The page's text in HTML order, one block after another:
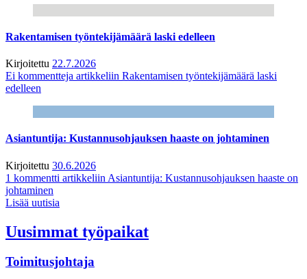
Rakentamisen työntekijämäärä laski edelleen
Kirjoitettu 22.7.2026
Ei kommentteja artikkeliin Rakentamisen työntekijämäärä laski
edelleen
Asiantuntija: Kustannusohjauksen haaste on johtaminen
Kirjoitettu 30.6.2026
1 kommentti artikkeliin Asiantuntija: Kustannusohjauksen haaste on
johtaminen
Lisää uutisia
Uusimmat työpaikat
Toimitusjohtaja